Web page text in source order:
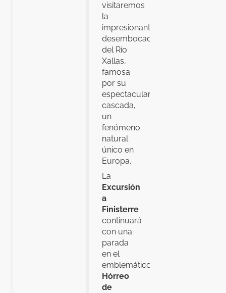
visitaremos
la
impresionante
desembocadura
del Río
Xallas,
famosa
por su
espectacular
cascada,
un
fenómeno
natural
único en
Europa.
La
Excursión
a
Finisterre
continuará
con una
parada
en el
emblemático
Hórreo
de